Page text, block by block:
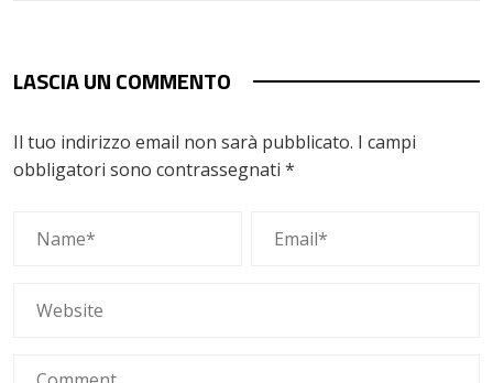
LASCIA UN COMMENTO
Il tuo indirizzo email non sarà pubblicato. I campi
obbligatori sono contrassegnati *